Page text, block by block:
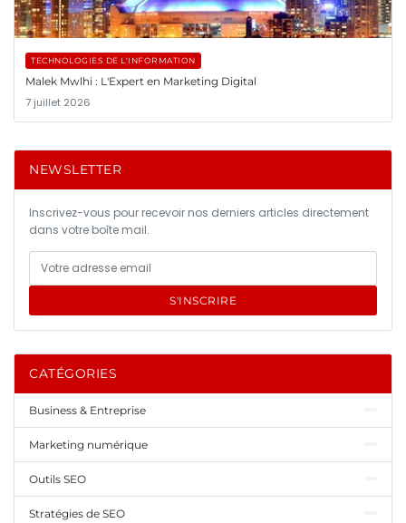
TECHNOLOGIES DE L'INFORMATION
Malek Mwlhi : L'Expert en Marketing Digital
7 juillet 2026
NEWSLETTER
Inscrivez-vous pour recevoir nos derniers articles directement
dans votre boîte mail.
S'INSCRIRE
CATÉGORIES
Business & Entreprise
Marketing numérique
Outils SEO
Stratégies de SEO